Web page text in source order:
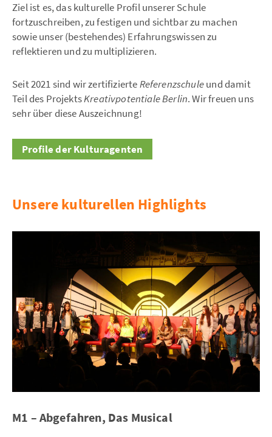
Ziel ist es, das kulturelle Profil unserer Schule
fortzuschreiben, zu festigen und sichtbar zu machen
sowie unser (bestehendes) Erfahrungswissen zu
reflektieren und zu multiplizieren.
Seit 2021 sind wir zertifizierteReferenzschuleund damit
Teil des ProjektsKreativpotentiale Berlin. Wir freuen uns
sehr über diese Auszeichnung!
Profile der Kulturagenten
Unsere kulturellen Highlights
M1 – Abgefahren, Das Musical